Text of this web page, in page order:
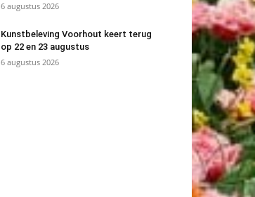
6 augustus 2026
Kunstbeleving Voorhout keert terug
op 22 en 23 augustus
6 augustus 2026